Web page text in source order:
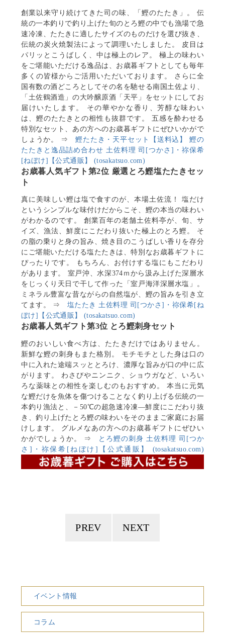
創業以来守り続けてきた司の味、「鰹のたたき」。 伝
統の一本釣りで釣り上げた旬のとろ鰹の中でも漁場で急
速冷凍、たたきに適したサイズのものだけを選び抜き、
伝統の炭火焼製法によって調理いたしました。 皮目は
パリッとこうばしく、中は極上のレア。 極上の味わい
をご堪能いただける逸品は、お歳暮ギフトとしても毎年
多くの皆様からご活用いただいております。 さらに全
国有数の酒どころとしてその名を馳せる南国土佐より、
「土佐鶴酒造」の大吟醸原酒「天平」をセットにしてお
届けいたします。 その華やかな香り、芳醇な味わい
は、鰹のたたきとの相性も抜群です。 五感を酔わせる
特別なセット、あの方へのお歳暮ギフトにぜひいかがで
しょうか。 ⇒鰹たたき・天平セット【送料込】 鰹の
たたきと逸品詰め合わせ 土佐料理 司[つかさ]・祢保希
[ねぼけ]【公式通販】 (tosakatsuo.com)
お歳暮人気ギフト第2位 厳選とろ鰹塩たたきセッ
ト
真に美味しい鰹は塩で食すのが、本場土佐流！ 塩だけ
というシンプルな味付けだからこそ、鰹の本当の味わい
がわかるのです。 創業百年の老舗土佐料亭が、旬、サ
イズ、漁法、鮮度にこだわり抜いた極上のとろ鰹。 そ
の脂の乗りと身の旨み、焼き目のこうばしい香りを存分
にご堪能いただける塩たたきは、特別なお歳暮ギフトに
ぴったりです。 もちろん、お付けする塩にもこだわり
があります。 室戸沖、水深374ｍから汲み上げた深層水
をじっくり天日で干して作った「室戸海洋深層水塩」。
ミネラル豊富な昔ながらの自然塩が、鰹の旨みを引き立
てます。 ⇒ 塩たたき 土佐料理 司[つかさ]・祢保希[ね
ぼけ]【公式通販】 (tosakatsuo.com)
お歳暮人気ギフト第3位 とろ鰹刺身セット
鰹のおいしい食べ方は、たたきだけではありません。
新鮮な鰹の刺身もまた格別。 モチモチとした身は口の
中に入れた途端スッととろけ、濃厚な旨みが口の中に広
がります。 わさびやニンニク、ショウガなど、いろい
ろな薬味との相性を楽しむのもおすすめ。 本当に元気
な鰹だけを魚体を傷つけることなく釣り上げる伝統の一
本釣り漁法と、－50℃の超急速冷凍―鮮度にこだわり抜
き、釣り上げたとろ鰹の味わいをそのままご家庭にお届
けします。 グルメなあの方へのお歳暮ギフトにぜひい
かがでしょうか。 ⇒ とろ鰹の刺身 土佐料理 司[つか
さ]・祢保希[ねぼけ]【公式通販】 (tosakatsuo.com)
PREV NEXT
イベント情報
コラム